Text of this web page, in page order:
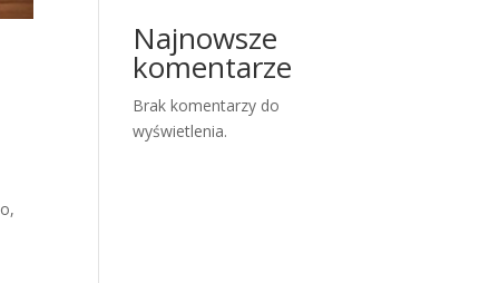
Najnowsze
komentarze
Brak komentarzy do
wyświetlenia.